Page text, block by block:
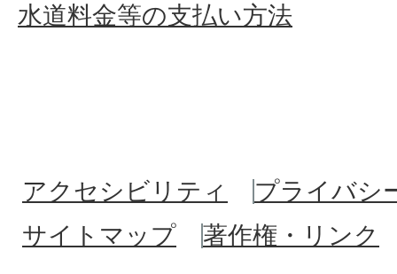
水道料金等の支払い方法
アクセシビリティ
プライバシ
サイトマップ
著作権・リンク